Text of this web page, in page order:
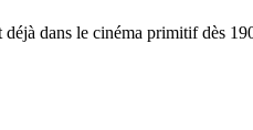
dans le cinéma primitif dès